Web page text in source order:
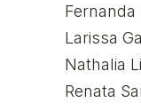
Larissa
Nathalia
Renata